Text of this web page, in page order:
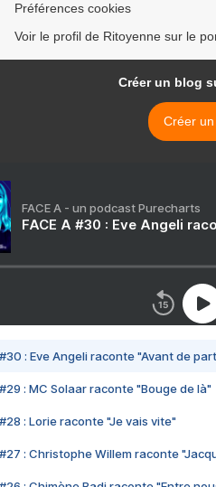
Préférences cookies
Voir le profil de Ritoyenne sur le
Créer un blog
Créer
FACE A - un podcast Purecharts
FACE A #30 : Eve Angeli
#30 : Eve Angeli raconte "Avant de
#29 : MC Solaar raconte "Bouge de là"
#28 : Lorie raconte "Je vais vite"
#27 : Christophe Willem raconte